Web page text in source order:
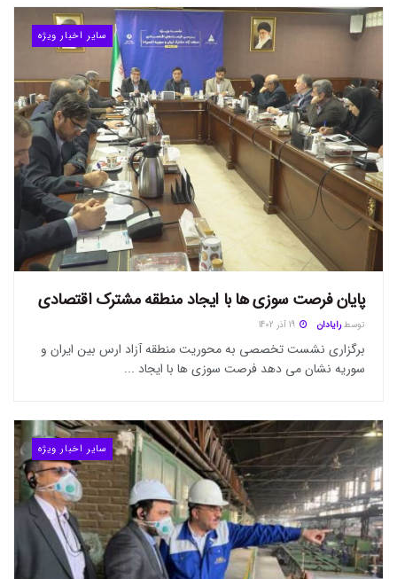
سایر اخبار ویژه
پایان فرصت سوزی ها با ایجاد منطقه مشترک اقتصادی
توسط رایادان
برگزاری نشست تخصصی به محوریت منطقه آزاد ارس بین ایران و
سوریه نشان می دهد فرصت سوزی ها با ایجاد ...
سایر اخبار ویژه